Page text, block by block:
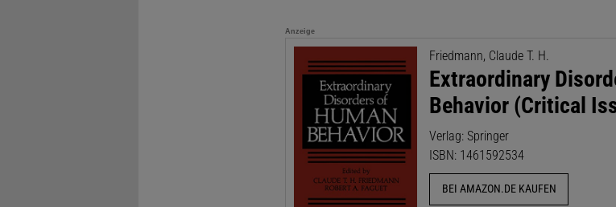
Anzeige
Friedmann, Claude T. H.
Extraordinary
Behavior (Critical
Verlag: Springer
ISBN: 1461592534
BEI AMAZON.DE KAUFEN